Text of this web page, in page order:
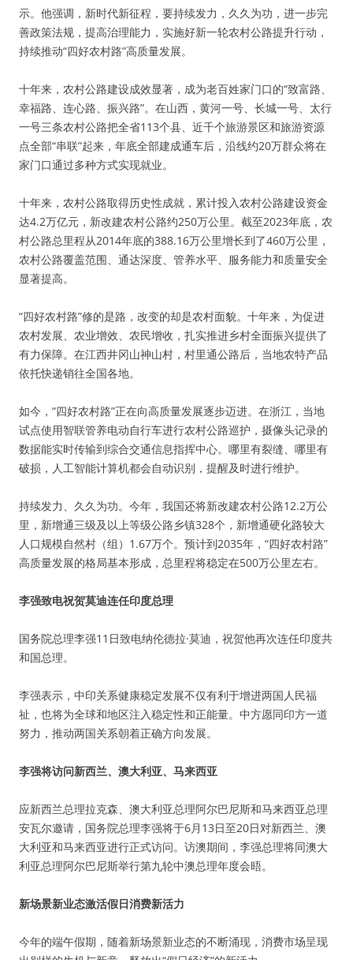
示。他强调，新时代新征程，要持续发力，久久为功，进一步完
善政策法规，提高治理能力，实施好新一轮农村公路提升行动，
持续推动“四好农村路”高质量发展。
十年来，农村公路建设成效显著，成为老百姓家门口的“致富路、
幸福路、连心路、振兴路”。在山西，黄河一号、长城一号、太行
一号三条农村公路把全省113个县、近千个旅游景区和旅游资源
点全部“串联”起来，年底全部建成通车后，沿线约20万群众将在
家门口通过多种方式实现就业。
十年来，农村公路取得历史性成就，累计投入农村公路建设资金
达4.2万亿元，新改建农村公路约250万公里。截至2023年底，农
村公路总里程从2014年底的388.16万公里增长到了460万公里，
农村公路覆盖范围、通达深度、管养水平、服务能力和质量安全
显著提高。
“四好农村路”修的是路，改变的却是农村面貌。十年来，为促进
农村发展、农业增效、农民增收，扎实推进乡村全面振兴提供了
有力保障。在江西井冈山神山村，村里通公路后，当地农特产品
依托快递销往全国各地。
如今，“四好农村路”正在向高质量发展逐步迈进。在浙江，当地
试点使用智联管养电动自行车进行农村公路巡护，摄像头记录的
数据能实时传输到综合交通信息指挥中心。哪里有裂缝、哪里有
破损，人工智能计算机都会自动识别，提醒及时进行维护。
持续发力、久久为功。今年，我国还将新改建农村公路12.2万公
里，新增通三级及以上等级公路乡镇328个，新增通硬化路较大
人口规模自然村（组）1.67万个。预计到2035年，“四好农村路”
高质量发展的格局基本形成，总里程将稳定在500万公里左右。
李强致电祝贺莫迪连任印度总理
国务院总理李强11日致电纳伦德拉·莫迪，祝贺他再次连任印度共
和国总理。
李强表示，中印关系健康稳定发展不仅有利于增进两国人民福
祉，也将为全球和地区注入稳定性和正能量。中方愿同印方一道
努力，推动两国关系朝着正确方向发展。
李强将访问新西兰、澳大利亚、马来西亚
应新西兰总理拉克森、澳大利亚总理阿尔巴尼斯和马来西亚总理
安瓦尔邀请，国务院总理李强将于6月13日至20日对新西兰、澳
大利亚和马来西亚进行正式访问。访澳期间，李强总理将同澳大
利亚总理阿尔巴尼斯举行第九轮中澳总理年度会晤。
新场景新业态激活假日消费新活力
今年的端午假期，随着新场景新业态的不断涌现，消费市场呈现